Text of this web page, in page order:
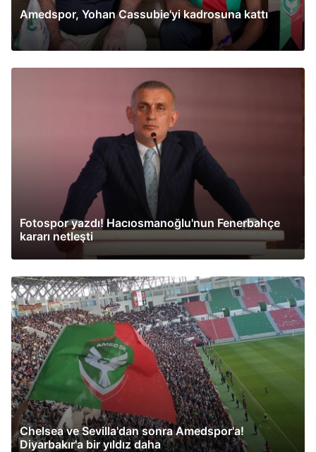
Amedspor, Yohan Cassubie'yi kadrosuna kattı
Fotospor yazdı! Hacıosmanoğlu'nun Fenerbahçe
kararı netleşti
Chelsea ve Sevilla'dan sonra Amedspor'a!
Diyarbakır'a bir yıldız daha